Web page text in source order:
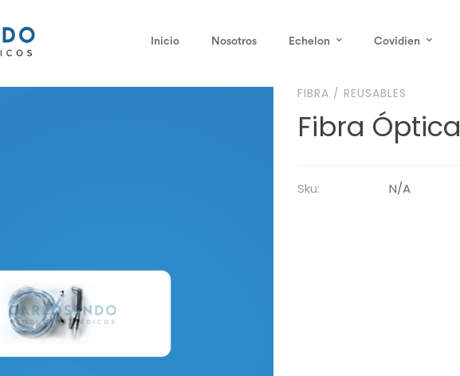
Inicio Nosotros Echelon Covidien
FIBRA / REUSABLES
Fibra Óptica
Sku: N/A